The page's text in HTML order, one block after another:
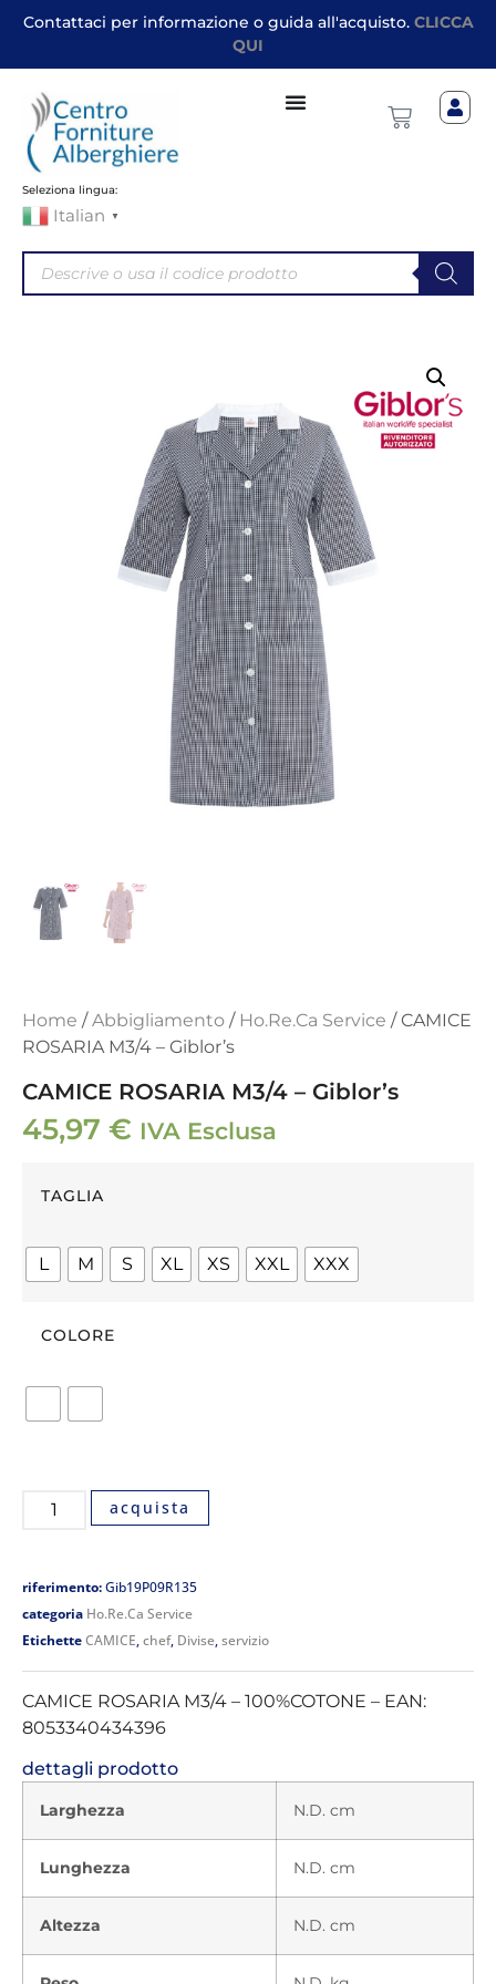
Contattaci per informazione o guida all'acquisto. CLICCA
QUI
Seleziona lingua:
Italian ▼
Home /Abbigliamento / Ho.Re.Ca Service / CAMICE
ROSARIA M3/4 – Giblor’s
CAMICE ROSARIA M3/4 – Giblor’s
45,97 € IVA Esclusa
TAGLIA
L M S XL XS XXL XXX
COLORE
acquista
riferimento:Gib19P09R135
categoria Ho.Re.Ca Service
EtichetteCAMICE,chef, Divise,servizio
CAMICE ROSARIA M3/4 – 100%COTONE – EAN:
8053340434396
dettagli prodotto
Larghezza N.D. cm
Lunghezza N.D. cm
Altezza N.D. cm